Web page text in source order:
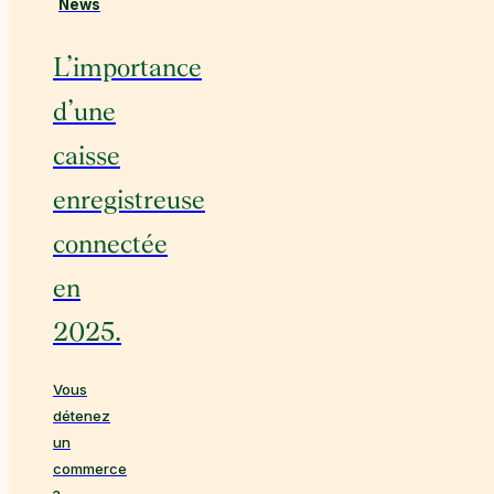
News
L’importance
d’une
caisse
enregistreuse
connectée
en
2025.
Vous
détenez
un
commerce